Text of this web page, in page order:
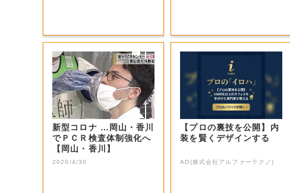
新型コロナ …岡山・香川
でＰＣＲ検査体制強化へ
【岡山・香川】
2020/4/30
【プロの裏技を公開】内
装を賢くデザインする
AD(株式会社アルファーテクノ)